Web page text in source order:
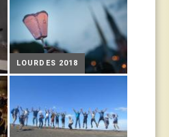
LOURDES 2018